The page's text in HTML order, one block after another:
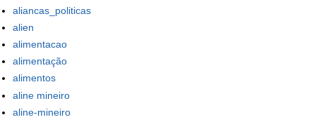
aliancas_politicas
alien
alimentacao
alimentação
alimentos
aline mineiro
aline-mineiro